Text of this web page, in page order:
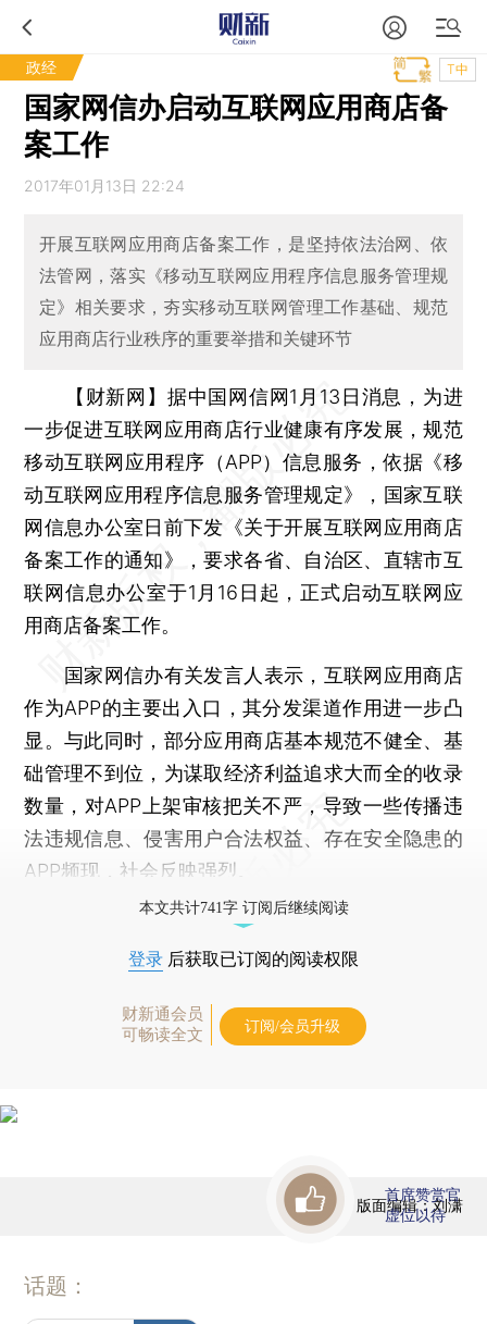
政经 T中
国家网信办启动互联网应用商店备
案工作
2017年01月13日 22:24
开展互联网应用商店备案工作，是坚持依法治网、依
法管网，落实《移动互联网应用程序信息服务管理规
定》相关要求，夯实移动互联网管理工作基础、规范
应用商店行业秩序的重要举措和关键环节
【财新网】 据中国网信网1月13日消息，为进
一步促进互联网应用商店行业健康有序发展，规范
移动互联网应用程序（APP）信息服务，依据《移
动互联网应用程序信息服务管理规定》，国家互联
网信息办公室日前下发《关于开展互联网应用商店
备案工作的通知》，要求各省、自治区、直辖市互
联网信息办公室于1月16日起，正式启动互联网应
用商店备案工作。
国家网信办有关发言人表示，互联网应用商店
作为APP的主要出入口，其分发渠道作用进一步凸
显。与此同时，部分应用商店基本规范不健全、基
础管理不到位，为谋取经济利益追求大而全的收录
数量，对APP上架审核把关不严，导致一些传播违
法违规信息、侵害用户合法权益、存在安全隐患的
APP频现，社会反映强烈。
本文共计741字 订阅后继续阅读
登录 后获取已订阅的阅读权限
财新通会员
可畅读全文
订阅/会员升级
版面编辑：刘潇
首席赞赏官
虚位以待
话题：